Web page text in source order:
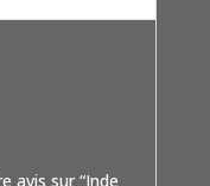
avis sur “Inde